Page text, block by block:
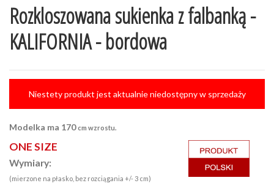
Rozkloszowana sukienka z falbanką -
KALIFORNIA - bordowa
Niestety produkt jest aktualnie niedostępny w sprzedaży
Modelka ma 170cm wzrostu.
ONE SIZE
Wymiary:
(mierzone na płasko, bez rozciągania +/- 3 cm)